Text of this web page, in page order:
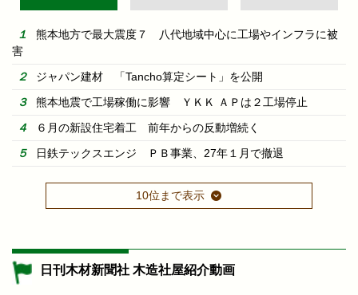
熊本地方で最大震度７ 八代地域中心に工場やインフラに被
害
ジャパン建材 「Tancho算定シート」を公開
熊本地震で工場稼働に影響 ＹＫＫ ＡＰは２工場停止
６月の新設住宅着工 前年からの反動増続く
日鉄テックスエンジ ＰＢ事業、27年１月で撤退
10位まで表示
日刊木材新聞社 木造社屋紹介動画